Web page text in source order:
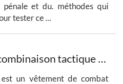
pénale et du. méthodes qui
tester ce ...
Qu’est-ce que la combinaison tactique Frog ?
un vêtement de combat